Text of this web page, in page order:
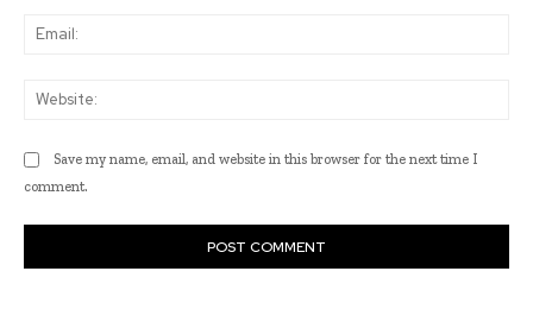
Save my name, email, and website in this browser for the next time I
comment.